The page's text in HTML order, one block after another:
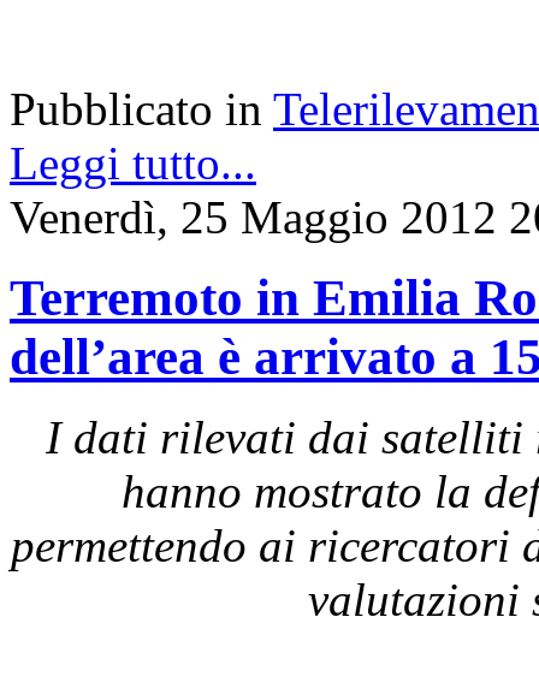
Pubblicato in
Leggi tutto...
Venerdì, 25 Maggio 2012
Terremoto in Emilia
dell’area è arrivato a
I dati rilevati dai satelliti
hanno mostrato la
permettendo ai ricercatori
valutazioni